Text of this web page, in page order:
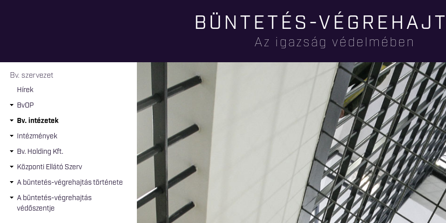
tartalomra
BÜNTETÉS-
Az igazság védelmében
Jelenlegi hely
Bv. szervezet
Hírek
BvOP
Bv. intézetek
Intézmények
Bv. Holding Kft.
Központi Ellátó Szerv
A büntetés-végrehajtás története
A büntetés-végrehajtás
védőszentje